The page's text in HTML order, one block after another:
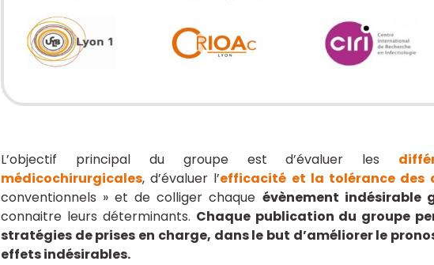
L’objectif principal du groupe est d’évaluer les
médicochirurgicales, d’évaluer l’efficacité et la tolérance des
conventionnels » et de colliger chaque évènement indésirable
connaitre leurs déterminants. Chaque publication du groupe
stratégies de prises en charge, dans le but d’améliorer le
effets indésirables.